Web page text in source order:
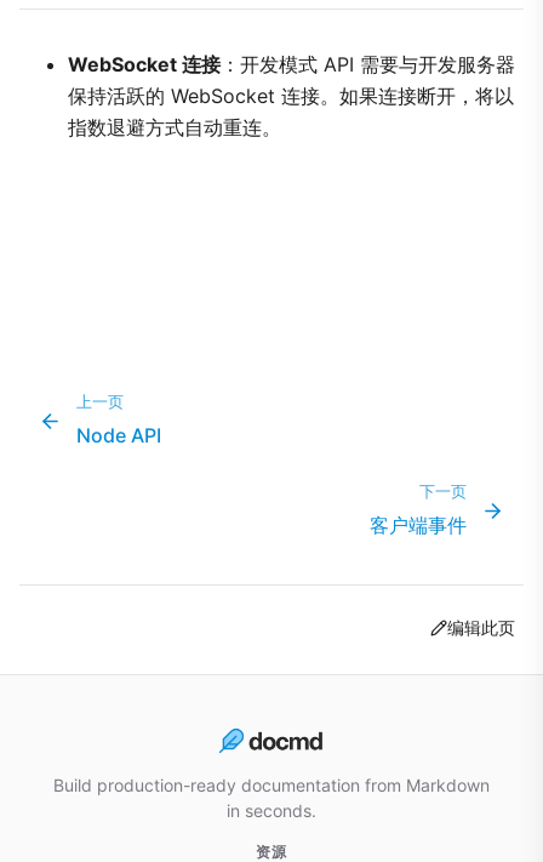
WebSocket 连接：开发模式 API 需要与开发服务器
保持活跃的 WebSocket 连接。如果连接断开，将以
指数退避方式自动重连。
上一页
Node API
下一页
客户端事件
编辑此页
Build production-ready documentation from Markdown
in seconds.
资源